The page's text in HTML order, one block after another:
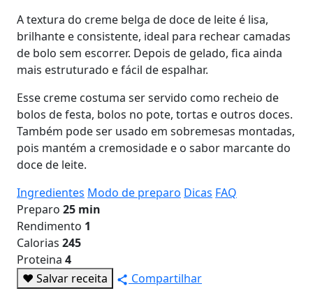
A textura do creme belga de doce de leite é lisa,
brilhante e consistente, ideal para rechear camadas
de bolo sem escorrer. Depois de gelado, fica ainda
mais estruturado e fácil de espalhar.
Esse creme costuma ser servido como recheio de
bolos de festa, bolos no pote, tortas e outros doces.
Também pode ser usado em sobremesas montadas,
pois mantém a cremosidade e o sabor marcante do
doce de leite.
Ingredientes Modo de preparo Dicas FAQ
Preparo 25 min
Rendimento 1
Calorias 245
Proteina 4
♥ Salvar receita Compartilhar